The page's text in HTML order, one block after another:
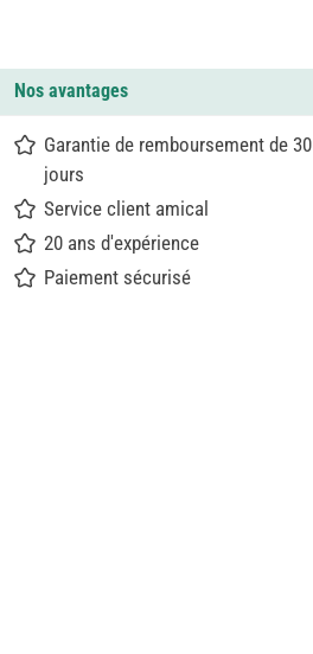
Nos avantages
Garantie de remboursement de 30
jours
Service client amical
20 ans d'expérience
Paiement sécurisé